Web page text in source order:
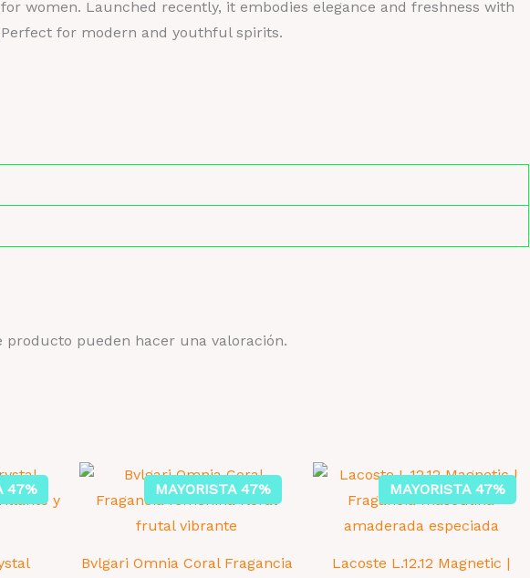
women. Launched recently, it embodies elegance and freshness with
for modern and youthful spirits.
pueden hacer una valoración.
47% MAYORISTA 47%
Bvlgari Omnia Coral Fragancia
MAYORISTA 47%
Lacoste L.12.12 Magnetic |